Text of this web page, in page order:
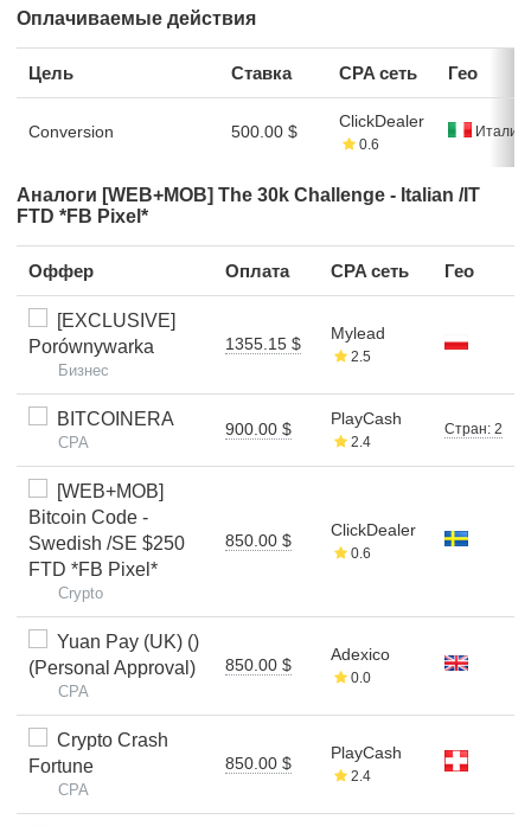
Оплачиваемые действия
Цель Ставка CPA сеть Гео
Conversion 500.00 $
ClickDealer
0.6
Италия
Аналоги [WEB+MOB] The 30k Challenge - Italian /IT
FTD *FB Pixel*
Оффер Оплата CPA сеть Гео
[EXCLUSIVE]
Porównywarka
Бизнес
1355.15 $
Mylead
2.5
BITCOINERA
CPA
900.00 $
PlayCash
2.4
Стран: 2
[WEB+MOB]
Bitcoin Code -
Swedish /SE $250
FTD *FB Pixel*
Crypto
850.00 $
ClickDealer
0.6
Yuan Pay (UK) ()
(Personal Approval)
CPA
850.00 $
Adexico
0.0
Crypto Crash
Fortune
CPA
850.00 $
PlayCash
2.4